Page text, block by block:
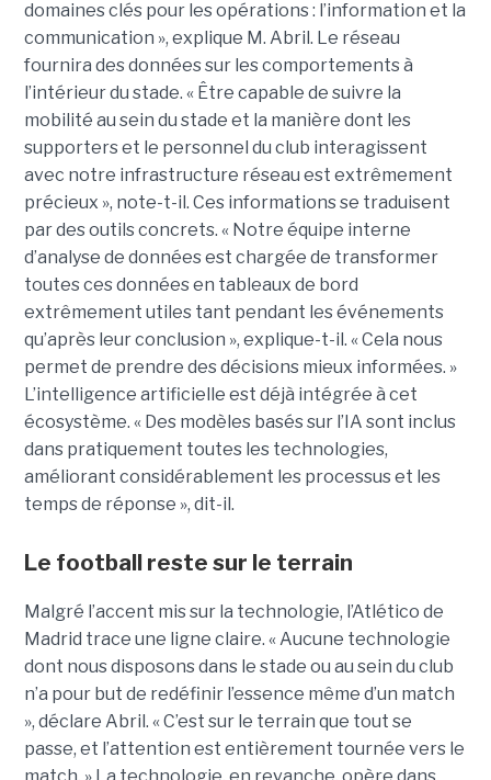
domaines clés pour les opérations : l’information et la
communication », explique M. Abril. Le réseau
fournira des données sur les comportements à
l’intérieur du stade. « Être capable de suivre la
mobilité au sein du stade et la manière dont les
supporters et le personnel du club interagissent
avec notre infrastructure réseau est extrêmement
précieux », note-t-il. Ces informations se traduisent
par des outils concrets. « Notre équipe interne
d’analyse de données est chargée de transformer
toutes ces données en tableaux de bord
extrêmement utiles tant pendant les événements
qu’après leur conclusion », explique-t-il. « Cela nous
permet de prendre des décisions mieux informées. »
L’intelligence artificielle est déjà intégrée à cet
écosystème. « Des modèles basés sur l’IA sont inclus
dans pratiquement toutes les technologies,
améliorant considérablement les processus et les
temps de réponse », dit-il.
Le football reste sur le terrain
Malgré l’accent mis sur la technologie, l’Atlético de
Madrid trace une ligne claire. « Aucune technologie
dont nous disposons dans le stade ou au sein du club
n’a pour but de redéfinir l’essence même d’un match
», déclare Abril. « C’est sur le terrain que tout se
passe, et l’attention est entièrement tournée vers le